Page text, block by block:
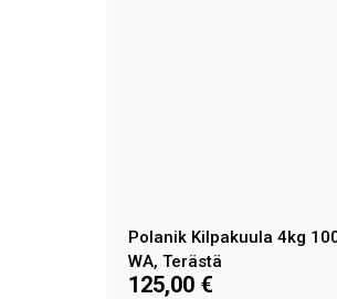
Polanik Kilpakuula 4kg
WA, Terästä
125,00 €